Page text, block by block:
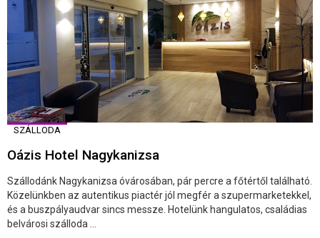
SZÁLLODA
Oázis Hotel Nagykanizsa
Szállodánk Nagykanizsa óvárosában, pár percre a főtértől található.
Közelünkben az autentikus piactér jól megfér a szupermarketekkel,
és a buszpályaudvar sincs messze. Hotelünk hangulatos, családias
belvárosi szálloda ...